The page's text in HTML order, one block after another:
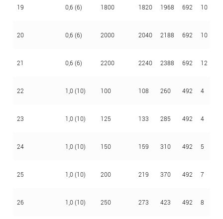
19 0,6 (6) 1800 1820 1968 692 10
20 0,6 (6) 2000 2040 2188 692 10
21 0,6 (6) 2200 2240 2388 692 12
22 1,0 (10) 100 108 260 492 4
23 1,0 (10) 125 133 285 492 4
24 1,0 (10) 150 159 310 492 5
25 1,0 (10) 200 219 370 492 7
26 1,0 (10) 250 273 423 492 8